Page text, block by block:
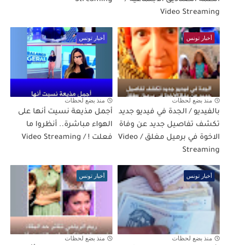
Video Streaming
أخبار تونس
منذ بضع لحظات
بالفيديو / الجدة في فيديو جديد
تكشف تفاصيل جديد عن وفاة
الاخوة في برميل مغلق / Video
Streaming
أخبار تونس
منذ بضع لحظات
أجمل مذيعة نسيت أنها على
الهواء مباشرة.. أنظروا ما
فعلت ! / Video Streaming
أخبار تونس
منذ بضع لحظات
أخبار تونس
منذ بضع لحظات